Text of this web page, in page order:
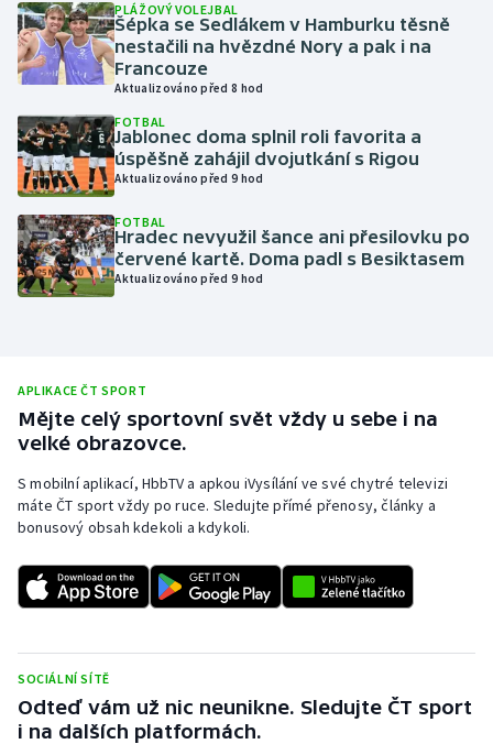
Lyže a snowboard
Moderní pětiboj
Motorsport
Olympijské hry
Parasport
Plavání
Rychlostní kanoistika
Short track
Stolní tenis
Triatlon
PLÁŽOVÝ VOLEJBAL
Šépka se Sedlákem v Hamburku těsně
nestačili na hvězdné Nory a pak i na
Francouze
Aktualizováno před 8 hod
FOTBAL
Jablonec doma splnil roli favorita a
úspěšně zahájil dvojutkání s Rigou
Aktualizováno před 9 hod
FOTBAL
Hradec nevyužil šance ani přesilovku po
červené kartě. Doma padl s Besiktasem
Aktualizováno před 9 hod
APLIKACE ČT SPORT
Mějte celý sportovní svět vždy u sebe i na
velké obrazovce.
S mobilní aplikací, HbbTV a apkou iVysílání ve své chytré televizi
máte ČT sport vždy po ruce. Sledujte přímé přenosy, články a
bonusový obsah kdekoli a kdykoli.
SOCIÁLNÍ SÍTĚ
Odteď vám už nic neunikne. Sledujte ČT sport
i na dalších platformách.